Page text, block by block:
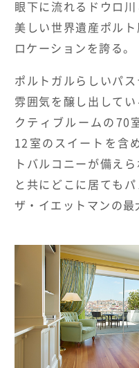
眼下に流れるドウロ
美しい世界遺産ポル
ロケーションを誇る。
ポルトガルらしいパ
雰囲気を醸し出して
クティブルームの70
12室のスイートを含
トバルコニーが備え
と共にどこに居ても
ザ・イエットマンの最